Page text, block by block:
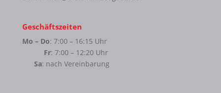
Geschäftszeiten
Mo – Do: 7:00 – 16:15 Uhr
Fr: 7:00 – 12:20 Uhr
Sa: nach Vereinbarung